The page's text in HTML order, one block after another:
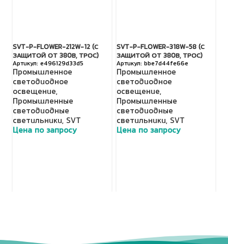
SVT-P-FLOWER-212W-12 (С
ЗАЩИТОЙ ОТ 380В, ТРОС)
e496129d33d5
Промышленное
светодиодное
освещение,
Промышленные
светодиодные
светильники, SVT
Цена по запросу
SVT-P-FLOWER-318W-58 (С
ЗАЩИТОЙ ОТ 380В, ТРОС)
bbe7d44fe66e
Промышленное
светодиодное
освещение,
Промышленные
светодиодные
светильники, SVT
Цена по запросу